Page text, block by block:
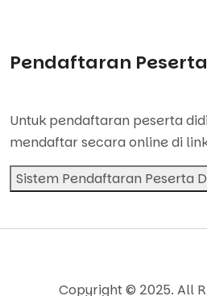
Pendaftaran
Untuk pendaftaran peserta
mendaftar secara online di
Sistem Pendaftaran Peserta
Copyright © 2025. All